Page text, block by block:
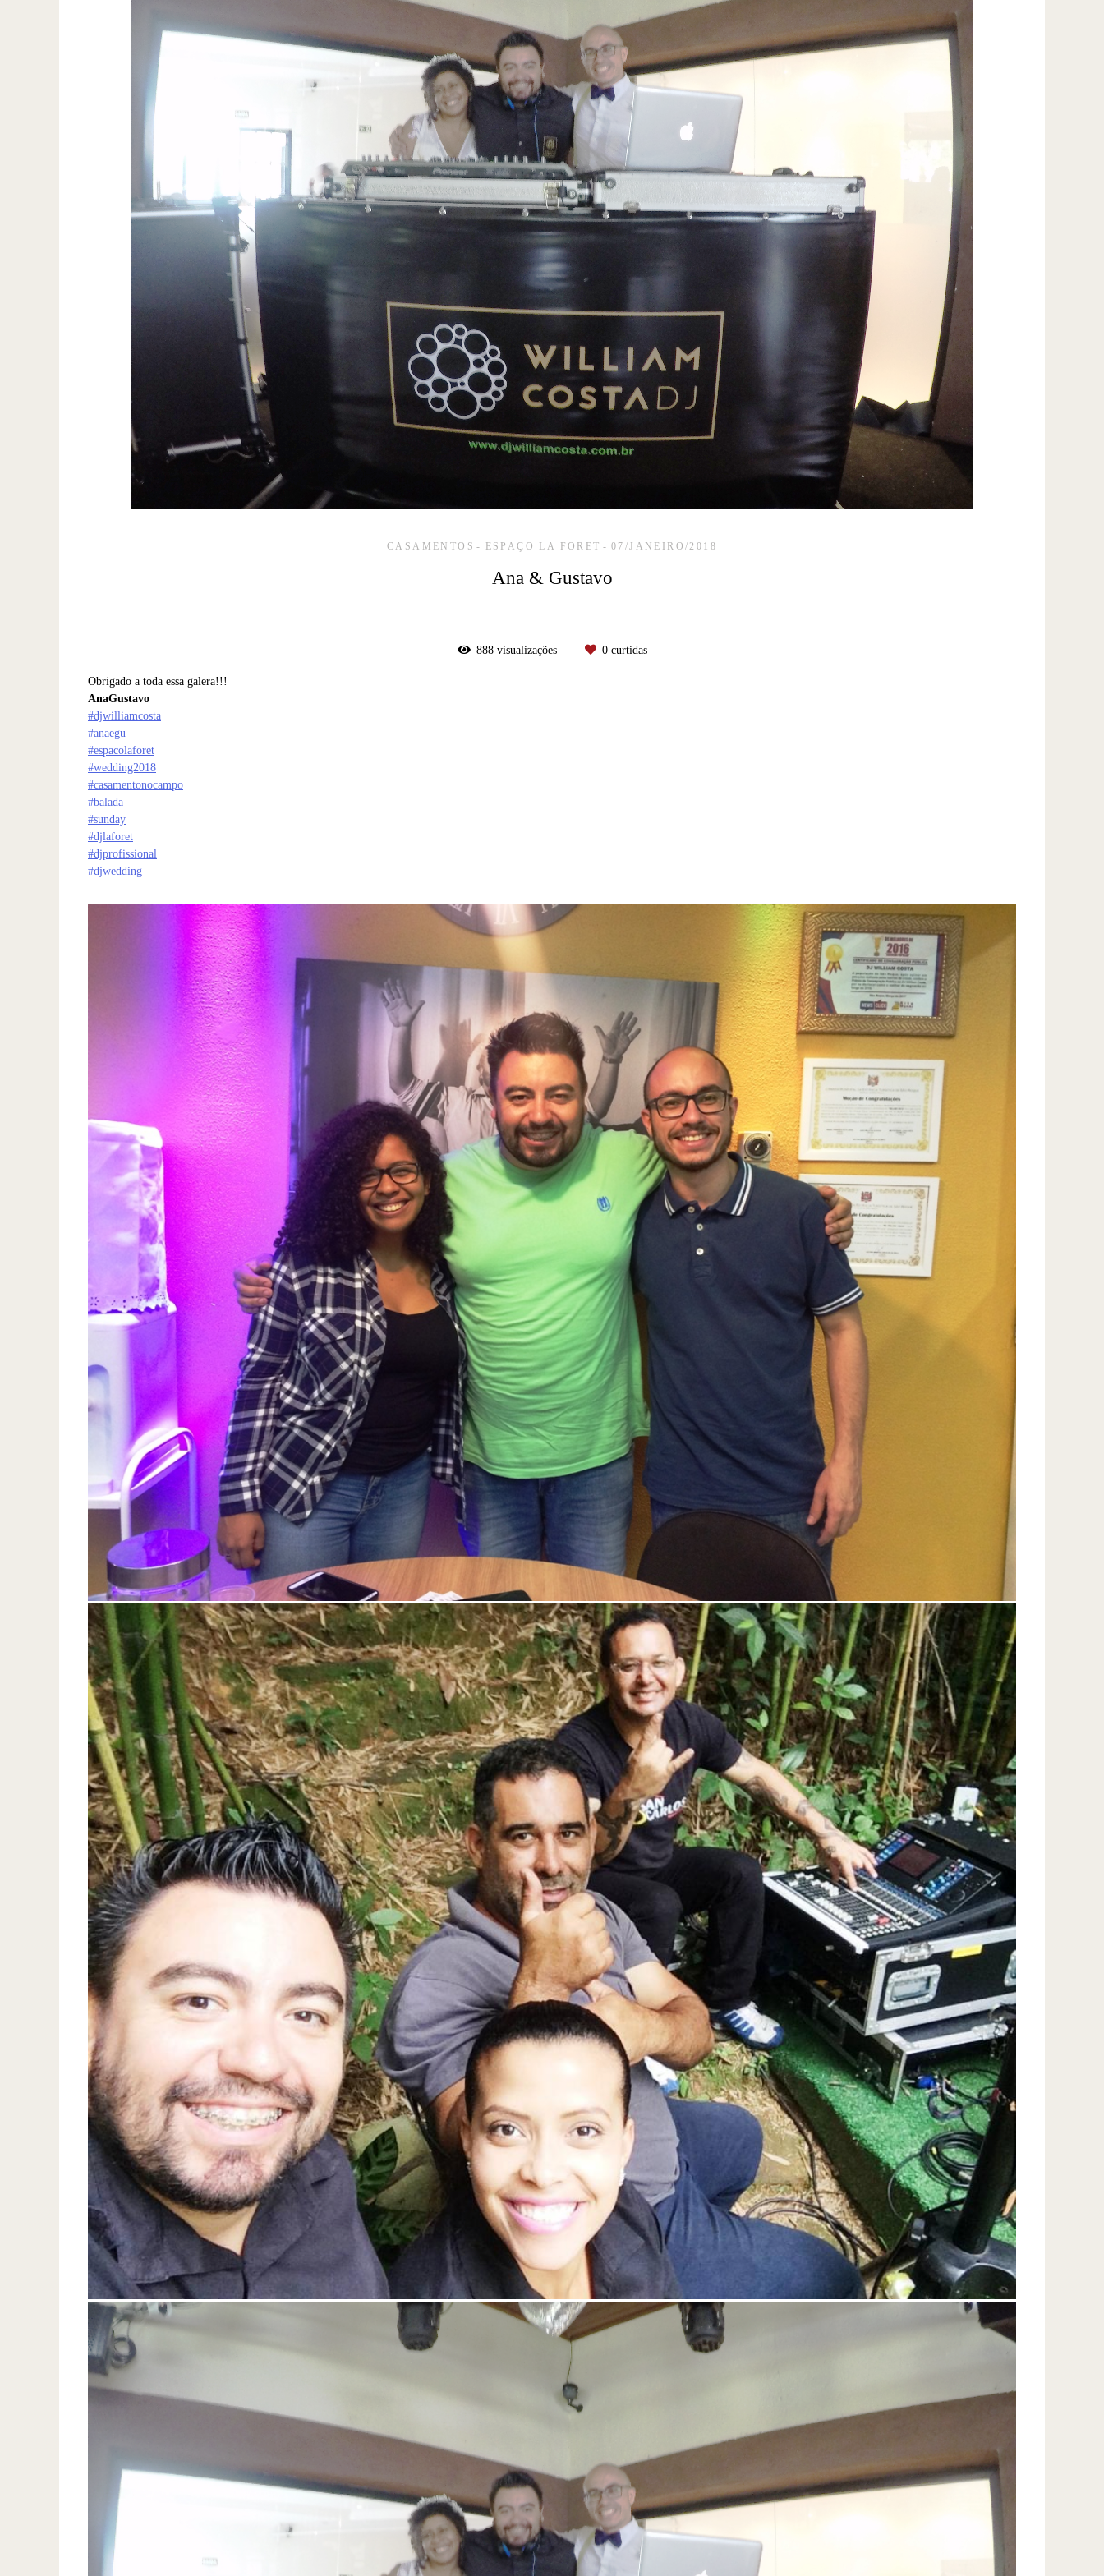
CASAMENTOS ESPAÇO LA FORET 07/JANEIRO/2018
Ana & Gustavo
888visualizações 0curtidas
Obrigado a toda essa galera!!!
AnaGustavo
#djwilliamcosta
#anaegu
#espacolaforet
#wedding2018
#casamentonocampo
#balada
#sunday
#djlaforet
#djprofissional
#djwedding